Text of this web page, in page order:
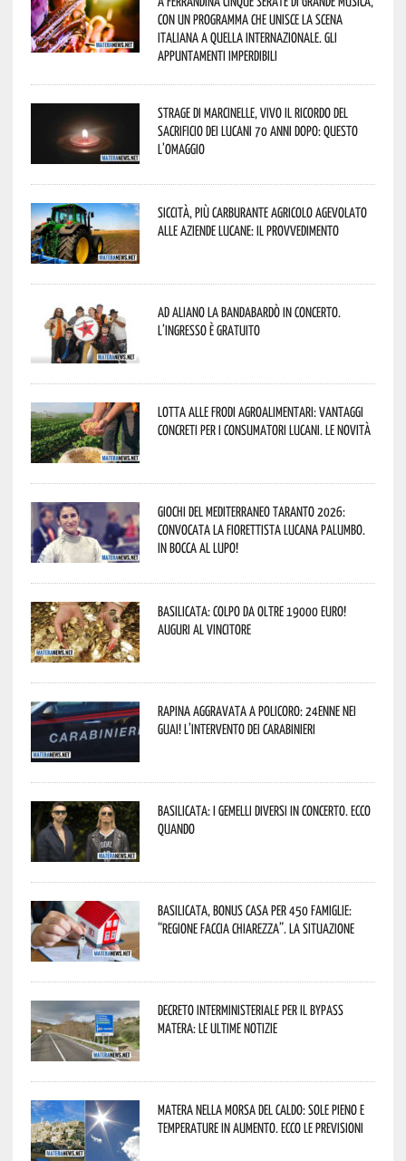
con un programma che unisce la scena
italiana a quella internazionale. Gli
appuntamenti imperdibili
Strage di Marcinelle, vivo il ricordo del
sacrificio dei lucani 70 anni dopo: questo
l’omaggio
Siccità, più carburante agricolo agevolato
alle aziende lucane: il provvedimento
Ad Aliano la Bandabardò in concerto.
L’ingresso è gratuito
Lotta alle frodi agroalimentari: vantaggi
concreti per i consumatori lucani. Le novità
Giochi del Mediterraneo Taranto 2026:
convocata la fiorettista lucana Palumbo.
In bocca al lupo!
Basilicata: colpo da oltre 19000 Euro!
Auguri al vincitore
Rapina aggravata a Policoro: 24enne nei
guai! L’intervento dei Carabinieri
Basilicata: i Gemelli DiVersi in concerto. Ecco
quando
Basilicata, Bonus casa per 450 famiglie:
“Regione faccia chiarezza”. La situazione
Decreto interministeriale per il Bypass
Matera: le ultime notizie
Matera nella morsa del caldo: sole pieno e
temperature in aumento. Ecco le previsioni